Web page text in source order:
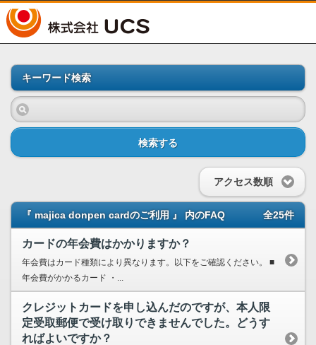
キーワード検索
検索する
アクセス数順
『 majica donpen cardのご利用 』 内のFAQ 全25件
カードの年会費はかかりますか？
年会費はカード種類により異なります。以下をご確認ください。 ■
年会費がかかるカード ・...
クレジットカードを申し込んだのですが、本人限
定受取郵便で受け取りできませんでした。どうす
ればよいですか？